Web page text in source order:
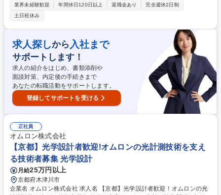
細】 ■部門横断チーム(CFT)の統括運営 ■プロジェクトの計画立案/遂行 ■
全体タスクとスケジュール管理 ■問題発生時の対策立案/実行 ■国内外の顧
客訪問を行い顧客ニーズの引き出しと商品提案 募集職種 【旧オムロン電
子部品事業部/熊本】電力インフラ向け高容量リレーのエンジニア
業界未経験歓迎 年間休日120日以上 退職金あり
完全週休2日制
土日祝休み
求人探しから 入社まで
サポートします！
求人の紹介をはじめ、書類添削や
面談対策、内定後の手続きまで
あなたの転職活動をサポートします。
登録してサポートを受ける
正社員
オムロン株式会社
【京都】光学設計者歓迎!オムロンの光計測技術を支え
る技術者募集 光学設計
月給25万円以上
京都府木津川市
企業名 オムロン株式会社 求人名 【京都】光学設計者歓迎！オムロンの光